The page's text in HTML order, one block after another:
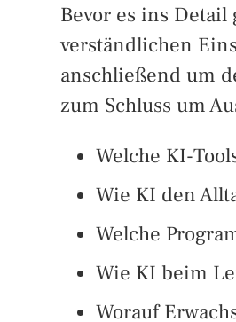
Bevor es ins
verständlichen
anschließend um
zum Schluss um
Welche KI-
Wie KI den
Welche
Wie KI beim
Worauf